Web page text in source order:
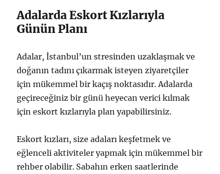
Adalarda Eskort Kızlarıyla
Günün Planı
Adalar, İstanbul’un stresinden uzaklaşmak ve
doğanın tadını çıkarmak isteyen ziyaretçiler
için mükemmel bir kaçış noktasıdır. Adalarda
geçireceğiniz bir günü heyecan verici kılmak
için eskort kızlarıyla plan yapabilirsiniz.
Eskort kızları, size adaları keşfetmek ve
eğlenceli aktiviteler yapmak için mükemmel bir
rehber olabilir. Sabahın erken saatlerinde